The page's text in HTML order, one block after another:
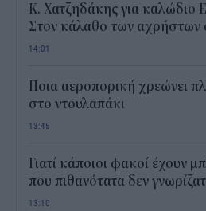
Κ. Χατζηδάκης για καλώδιο
Στον κάλαθο των αχρήστων
14:01
Ποια αεροπορική χρεώνει
στο ντουλαπάκι
13:45
Γιατί κάποιοι φακοί έχουν
που πιθανότατα δεν
13:10